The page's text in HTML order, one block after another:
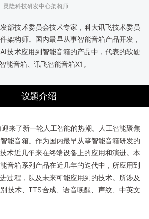
灵隆科技研发中心架构师
部技术委员会技术专家，科大讯飞技术委员
架构师。国内最早从事智能音箱产品开发，
技术应用到智能音箱的产品中，代表的软硬
能音箱、讯飞智能音箱X1。
议题介绍
来了新一轮人工智能的热潮。人工智能聚焦
能音箱。作为国内最早从事智能音箱研发的
术近几年来在终端设备上的应用和演进。本
音箱系列产品在近几年的迭代中，所应用到
过程，以及未来可能应用到的技术。所涉及
技术、TTS合成、语音唤醒、声纹、中英文